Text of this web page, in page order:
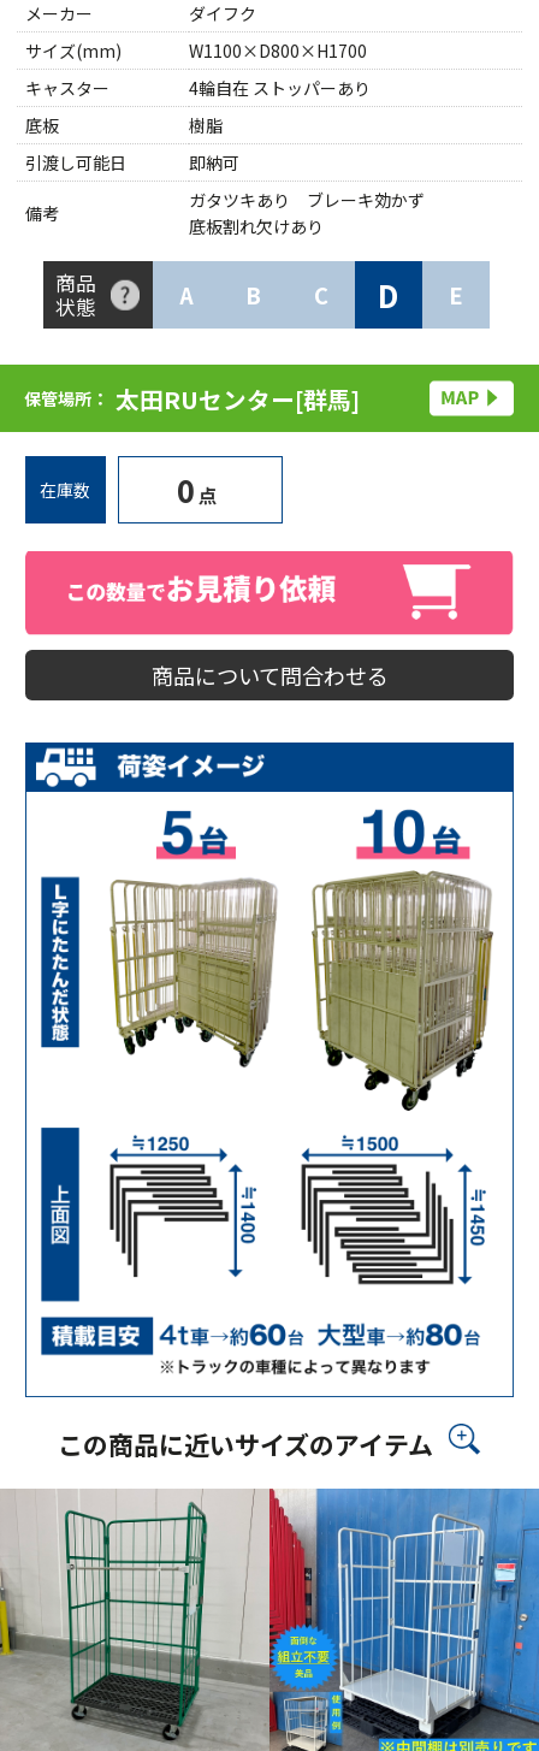
メーカー
ダイフク
サイズ(mm)
W1100×D800×H1700
キャスター
4輪自在 ストッパーあり
底板
樹脂
引渡し可能日
即納可
備考
ガタツキあり ブレーキ効かず
底板割れ欠けあり
商品
状態
A B C D E
保管場所： 太田RUセンター[群馬]
在庫数 0 点
商品について問合わせる
この商品に近いサイズのアイテム